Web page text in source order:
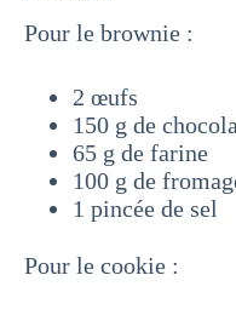
Pour le brownie :
2 œufs
150 g de
65 g de farine
100 g de
1 pincée de sel
Pour le cookie :